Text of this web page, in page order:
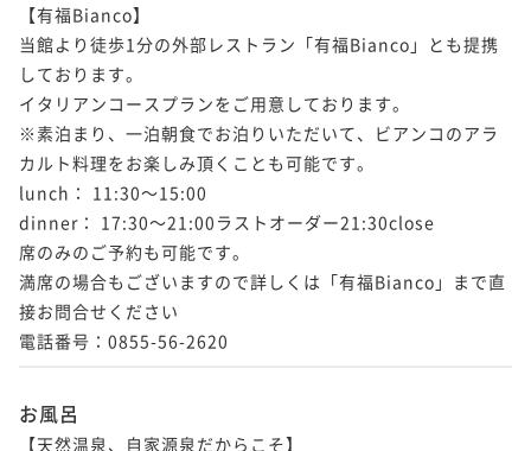
【有福Bianco】
当館より徒歩1分の外部レストラン「有福Bianco」とも提携
しております。
イタリアンコースプランをご用意しております。
※素泊まり、一泊朝食でお泊りいただいて、ビアンコのアラ
カルト料理をお楽しみ頂くことも可能です。
lunch： 11:30～15:00
dinner： 17:30～21:00ラストオーダー21:30close
席のみのご予約も可能です。
満席の場合もございますので詳しくは「有福Bianco」まで直
接お問合せください
電話番号：0855-56-2620
お風呂
【天然温泉、自家源泉だからこそ】